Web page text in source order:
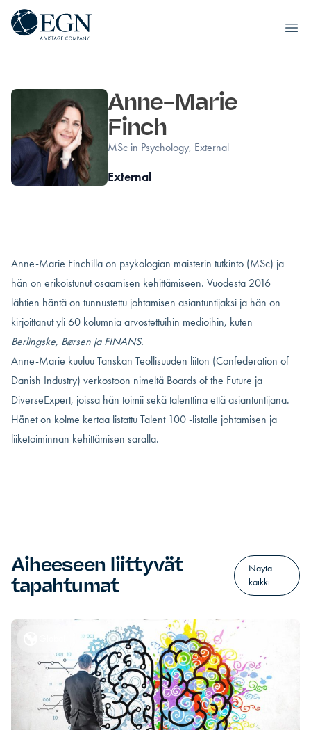
Executives' Global Network
Anne-Marie
Finch
MSc in Psychology, External
External
Anne-Marie Finchilla on psykologian maisterin tutkinto (MSc) ja
hän on erikoistunut osaamisen kehittämiseen. Vuodesta 2016
lähtien häntä on tunnustettu johtamisen asiantuntijaksi ja hän on
kirjoittanut yli 60 kolumnia arvostettuihin medioihin, kuten
Berlingske, Børsen ja FINANS.
Anne-Marie kuuluu Tanskan Teollisuuden liiton (Confederation of
Danish Industry) verkostoon nimeltä Boards of the Future ja
DiverseExpert, joissa hän toimii sekä talenttina että asiantuntijana.
Hänet on kolme kertaa listattu Talent 100 -listalle johtamisen ja
liiketoiminnan kehittämisen saralla.
Aiheeseen liittyvät
tapahtumat
Näytä
kaikki